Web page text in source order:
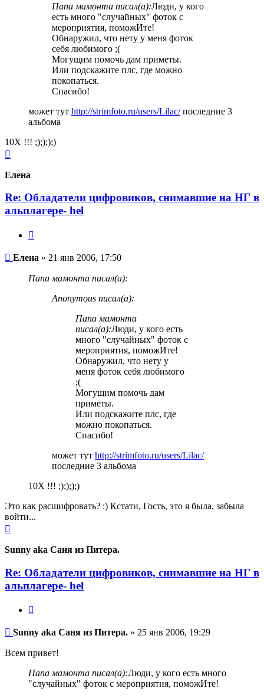
Папа мамонта писал(а):Люди, у кого
есть много "случайных" фоток с
мероприятия, поможИте!
Обнаружил, что нету у меня фоток
себя любимого ;(
Могущим помочь дам приметы.
Или подскажите плс, где можно
покопаться.
Спасибо!
может тут http://strimfoto.ru/users/Lilac/последние 3
альбома
10Х !!! ;);););)
началу
Елена
Re: Обладатели цифровиков, снимавшие на НГ в
альплагере- hel
Сообщение
Елена » 21 янв 2006, 17:50
Папа мамонта писал(а):
Anonymous писал(а):
Папа мамонта
писал(а):Люди, у кого есть
много "случайных" фоток с
мероприятия, поможИте!
Обнаружил, что нету у
меня фоток себя любимого
;(
Могущим помочь дам
приметы.
Или подскажите плс, где
можно покопаться.
Спасибо!
может тут http://strimfoto.ru/users/Lilac/
последние 3 альбома
10Х !!! ;);););)
Это как расшифровать? :) Кстати, Гость, это я была, забыла
войти...
началу
Sunny aka Саня из Питера.
Re: Обладатели цифровиков, снимавшие на НГ в
альплагере- hel
Сообщение
Sunny aka Саня из Питера. » 25 янв 2006, 19:29
Всем привет!
Папа мамонта писал(а):Люди, у кого есть много
"случайных" фоток с мероприятия, поможИте!